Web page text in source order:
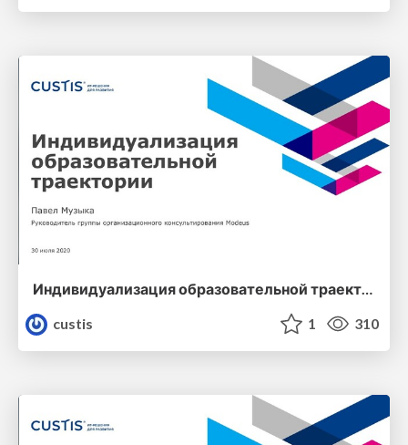
Индивидуализация образовательной траектории
custis
1 310